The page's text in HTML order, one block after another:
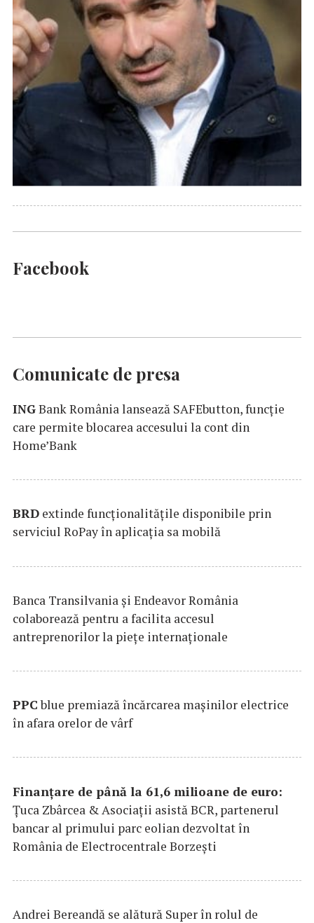
Facebook
Comunicate de presa
INGBank România lansează SAFEbutton, funcţie
care permite blocarea accesului la cont din
Home’Bank
BRD extinde funcţionalităţile disponibile prin
serviciul RoPay în aplicaţia sa mobilă
Banca Transilvania şi Endeavor România
colaborează pentru a facilita accesul
antreprenorilor la pieţe internaţionale
PPCblue premiază încărcarea maşinilor electrice
în afara orelor de vârf
Finanțare de până la 61,6 milioane de euro:
Țuca Zbârcea & Asociații asistă BCR, partenerul
bancar al primului parc eolian dezvoltat în
România de Electrocentrale Borzești
Andrei Bereandă se alătură Super în rolul de